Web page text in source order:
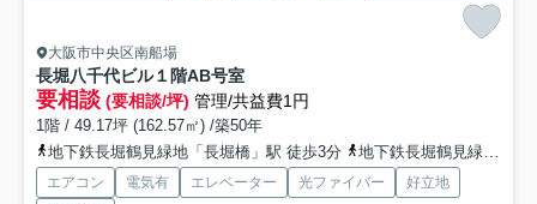
大阪市中央区南船場
長堀八千代ビル１階AB号室
要相談 (要相談/坪) 管理/共益費1円
1階 / 49.17坪 (162.57㎡) /築50年
地下鉄長堀鶴見緑地「長堀橋」駅 徒歩3分
地下鉄長堀鶴見緑地「松屋町」駅 徒歩7分
エアコン 電気有 エレベーター 光ファイバー
好立地